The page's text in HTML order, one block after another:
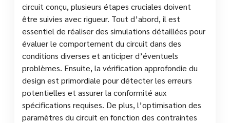
circuit conçu, plusieurs étapes cruciales doivent
être suivies avec rigueur. Tout d’abord, il est
essentiel de réaliser des simulations détaillées pour
évaluer le comportement du circuit dans des
conditions diverses et anticiper d’éventuels
problèmes. Ensuite, la vérification approfondie du
design est primordiale pour détecter les erreurs
potentielles et assurer la conformité aux
spécifications requises. De plus, l’optimisation des
paramètres du circuit en fonction des contraintes